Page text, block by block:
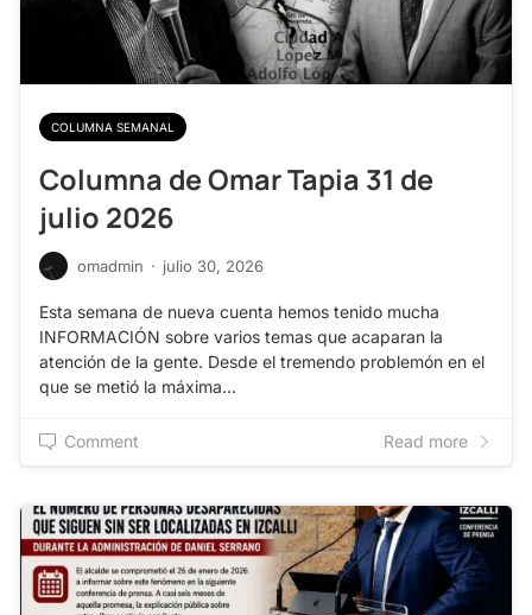
COLUMNA SEMANAL
Columna de Omar Tapia 31 de
julio 2026
omadmin · julio 30, 2026
Esta semana de nueva cuenta hemos tenido mucha
INFORMACIÓN sobre varios temas que acaparan la
atención de la gente. Desde el tremendo problemón en el
que se metió la máxima…
Comment Read more